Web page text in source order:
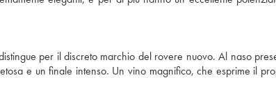
per il discreto marchio del rovere nuovo. Al naso
e un finale intenso. Un vino magnifico, che esprime il